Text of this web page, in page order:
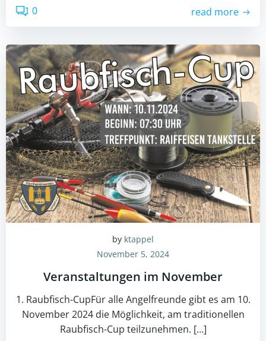
0 read more
by ktappel
November 5, 2024
Veranstaltungen im November
1. Raubfisch-CupFür alle Angelfreunde gibt es am 10.
November 2024 die Möglichkeit, am traditionellen
Raubfisch-Cup teilzunehmen. […]